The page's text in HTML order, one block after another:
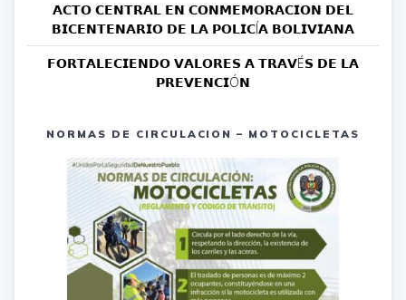
𝗔𝗖𝗧𝗢 𝗖𝗘𝗡𝗧𝗥𝗔𝗟 𝗘𝗡 𝗖𝗢𝗡𝗠𝗘𝗠𝗢𝗥𝗔𝗖𝗜𝗢𝗡 𝗗𝗘𝗟
𝗕𝗜𝗖𝗘𝗡𝗧𝗘𝗡𝗔𝗥𝗜𝗢 𝗗𝗘 𝗟𝗔 𝗣𝗢𝗟𝗜𝗖Í𝗔 𝗕𝗢𝗟𝗜𝗩𝗜𝗔𝗡𝗔
𝗙𝗢𝗥𝗧𝗔𝗟𝗘𝗖𝗜𝗘𝗡𝗗𝗢 𝗩𝗔𝗟𝗢𝗥𝗘𝗦 𝗔 𝗧𝗥𝗔𝗩É𝗦 𝗗𝗘 𝗟𝗔
𝗣𝗥𝗘𝗩𝗘𝗡𝗖𝗜Ó𝗡
NORMAS DE CIRCULACION – MOTOCICLETAS